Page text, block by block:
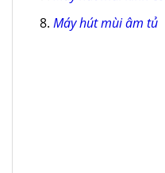
Máy hút mùi âm tủ